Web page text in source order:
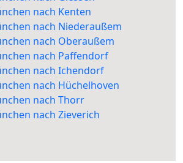
nach Kenten
nach Niederaußem
nach Oberaußem
nach Paffendorf
nach Ichendorf
nach Hüchelhoven
nach Thorr
nach Zieverich